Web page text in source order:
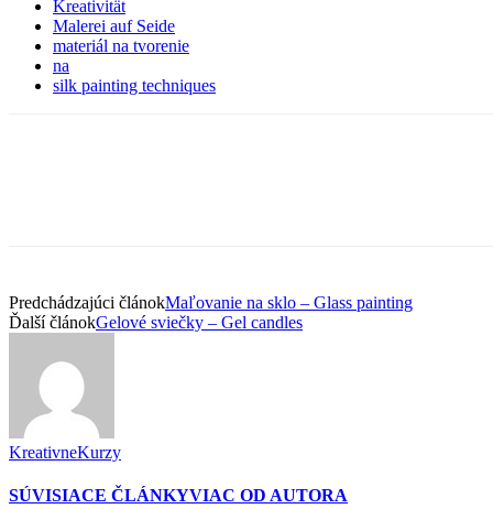
Kreativität
Malerei auf Seide
materiál na tvorenie
na
silk painting techniques
Predchádzajúci článokMaľovanie na sklo – Glass painting
Ďalší článokGelové sviečky – Gel candles
KreativneKurzy
SÚVISIACE ČLÁNKYVIAC OD AUTORA